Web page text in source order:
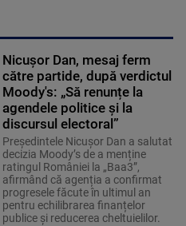
Nicușor Dan, mesaj ferm
către partide, după verdictul
Moody's: „Să renunțe la
agendele politice şi la
discursul electoral”
Președintele Nicușor Dan a salutat
decizia Moody’s de a menține
ratingul României la „Baa3”,
afirmând că agenția a confirmat
progresele făcute în ultimul an
pentru echilibrarea finanțelor
publice și reducerea cheltuielilor.